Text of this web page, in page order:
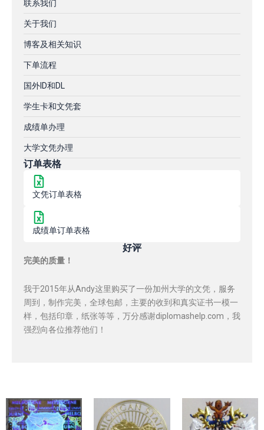
联系我们
关于我们
博客及相关知识
下单流程
国外ID和DL
学生卡和文凭套
成绩单办理
大学文凭办理
订单表格
文凭订单表格
成绩单订单表格
好评
完美的质量！
我于2015年从Andy这里购买了一份加州大学的文凭，服务
周到，制作完美，全球包邮，主要的收到和真实证书一模一
样，包括印章，纸张等等，万分感谢diplomashelp.com，我
强烈向各位推荐他们！